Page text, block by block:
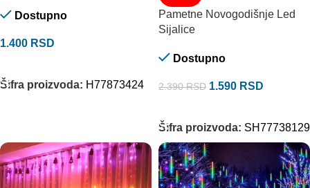
Dostupno
1.400 RSD
Šifra proizvoda: H77873424
Pametne Novogodišnje Led
Sijalice
Dostupno
2.390RSD 1.590 RSD
Šifra proizvoda: SH77738129